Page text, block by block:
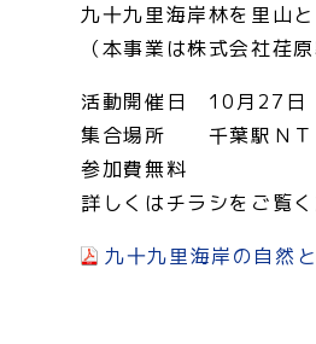
九十九里海岸林を里山
（本事業は株式会社荏
活動開催日 10月27日
集合場所 千葉駅ＮＴ
参加費無料
詳しくはチラシをご覧く
九十九里海岸の自然